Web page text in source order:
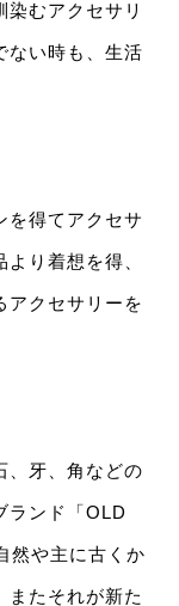
染むアクセサリ
ない時も、⽣活
を得てアクセサ
り着想を得、
アクセサリーを
、⽛、⾓などの
ランド「OLD
然や主に古くか
またそれが新た